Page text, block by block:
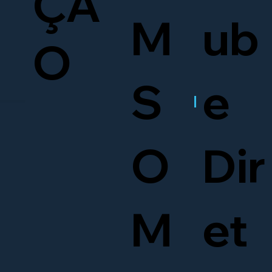
M
S
O
M
ub
e
Dir
et
O